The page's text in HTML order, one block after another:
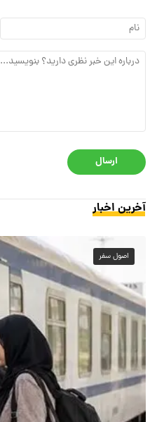
ارسال
آخرین اخبار
اصول سفر